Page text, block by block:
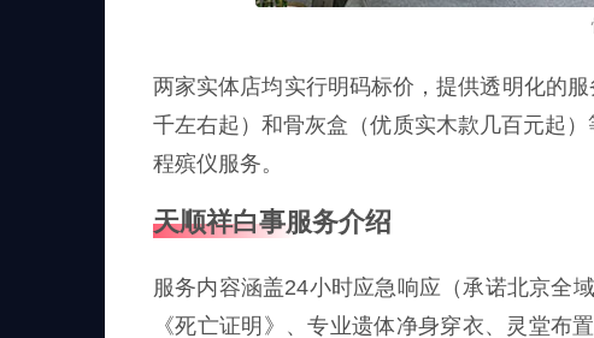
两家实体店均实行明码标价，提供透明化的
千左右起）和骨灰盒（优质实木款几百元起
程殡仪服务。
天顺祥白事服务介绍
服务内容涵盖24小时应急响应（承诺北京全
《死亡证明》、专业遗体净身穿衣、灵堂布